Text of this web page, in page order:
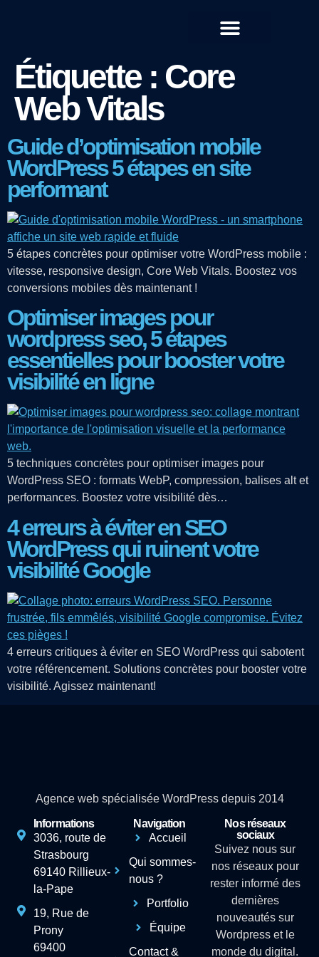
Étiquette : Core
Web Vitals
Guide d’optimisation mobile
WordPress 5 étapes en site
performant
5 étapes concrètes pour optimiser votre WordPress mobile :
vitesse, responsive design, Core Web Vitals. Boostez vos
conversions mobiles dès maintenant !
Optimiser images pour
wordpress seo, 5 étapes
essentielles pour booster votre
visibilité en ligne
5 techniques concrètes pour optimiser images pour
WordPress SEO : formats WebP, compression, balises alt et
performances. Boostez votre visibilité dès…
4 erreurs à éviter en SEO
WordPress qui ruinent votre
visibilité Google
4 erreurs critiques à éviter en SEO WordPress qui sabotent
votre référencement. Solutions concrètes pour booster votre
visibilité. Agissez maintenant!
Agence web spécialisée WordPress depuis 2014
Informations
3036, route de
Strasbourg
69140 Rillieux-
la-Pape
19, Rue de
Prony
69400
Navigation
Accueil
Qui sommes-
nous ?
Portfolio
Équipe
Contact &
Nos réseaux
sociaux
Suivez nous sur
nos réseaux pour
rester informé des
dernières
nouveautés sur
Wordpress et le
monde du digital.